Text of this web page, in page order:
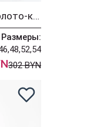
Костюм hOla_la Л433 золото-коричневый
Размеры:
302 BYN